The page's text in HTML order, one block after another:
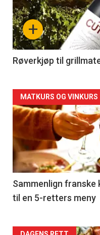
nå
-
4
+
Røverkjøp til
Forsiden
akkurat
nå
-
5
MATKURS OG VINKURS
Sammenlign franske
til en 5-retters meny